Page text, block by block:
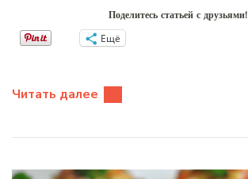
Поделитесь статьей с друзьями!
Ещё
Читать далее